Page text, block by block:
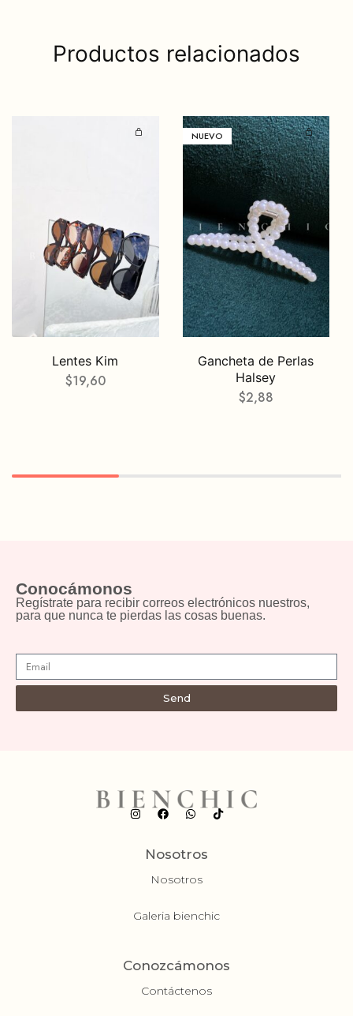
Productos relacionados
Lentes Kim
$19,60
NUEVO
Gancheta de Perlas
Halsey
$2,88
Conocámonos
Regístrate para recibir correos electrónicos nuestros,
para que nunca te pierdas las cosas buenas.
Send
Nosotros
Nosotros
Galeria bienchic
Conozcámonos
Contáctenos